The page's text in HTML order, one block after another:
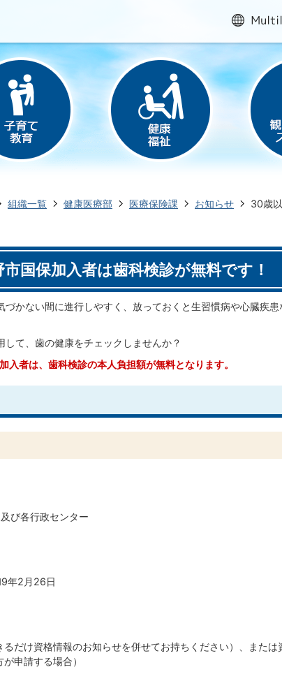
multilingual
組織一覧 健康医療部 医療保険課 お知らせ 30歳
国保加入者は歯科検診が無料です！
づかない間に進行しやすく、放っておくと生習慣病や心臓疾
して、歯の健康をチェックしませんか？
入者は、歯科検診の本人負担額が無料となります。
び各行政センター
年2月26日
るだけ資格情報のお知らせを併せてお持ちください）、または
申請する場合）